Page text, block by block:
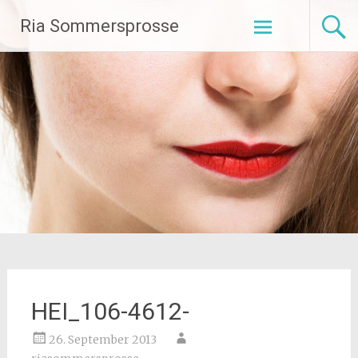
Inhalt
springen
Ria Sommersprosse
HEI_106-4612-
26. September 2013